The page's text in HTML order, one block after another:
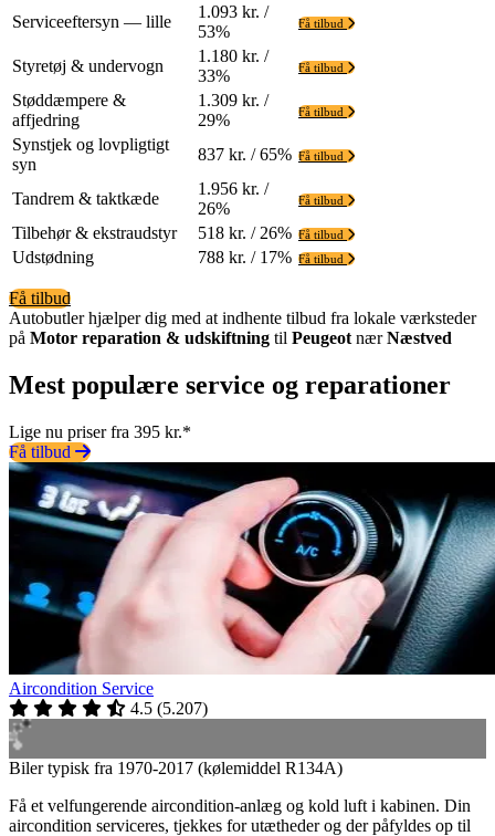
Serviceeftersyn — lille
1.093 kr. /
53%
Få tilbud
Styretøj & undervogn
1.180 kr. /
33%
Få tilbud
Støddæmpere &
affjedring
1.309 kr. /
29%
Få tilbud
Synstjek og lovpligtigt
syn
837 kr. / 65% Få tilbud
Tandrem & taktkæde
1.956 kr. /
26%
Få tilbud
Tilbehør & ekstraudstyr 518 kr. / 26% Få tilbud
Udstødning 788 kr. / 17% Få tilbud
Få tilbud
Autobutler hjælper dig med at indhente tilbud fra lokale værksteder
på Motor reparation & udskiftning til Peugeot nærNæstved
Mest populære service og reparationer
Lige nu priser fra 395 kr.*
Få tilbud
Aircondition Service
4.5 (5.207)
Biler typisk fra 1970-2017 (kølemiddel R134A)
Få et velfungerende aircondition-anlæg og kold luft i kabinen. Din
aircondition serviceres, tjekkes for utætheder og der påfyldes op til